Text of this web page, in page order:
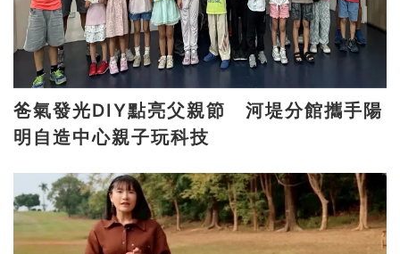
爸氣發光DIY點亮父親節 河堤分館攜手陽
明自造中心親子玩科技